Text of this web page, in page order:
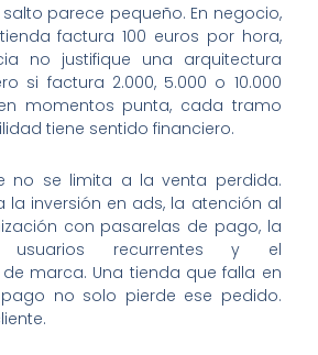
parece pequeño. En negocio,
factura 100 euros por hora,
no justifique una arquitectura
si factura 2.000, 5.000 o 10.000
momentos punta, cada tramo
tiene sentido financiero.
no se limita a la venta perdida.
la inversión en ads, la atención al
con pasarelas de pago, la
usuarios recurrentes y el
marca. Una tienda que falla en
no solo pierde ese pedido.